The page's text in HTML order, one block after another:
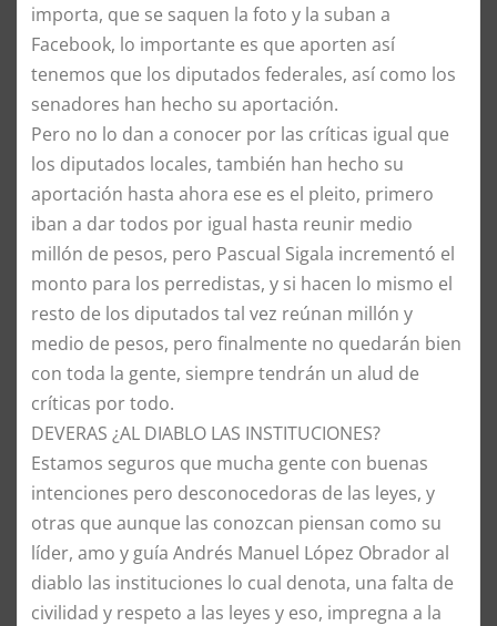
importa, que se saquen la foto y la suban a
Facebook, lo importante es que aporten así
tenemos que los diputados federales, así como los
senadores han hecho su aportación.
Pero no lo dan a conocer por las críticas igual que
los diputados locales, también han hecho su
aportación hasta ahora ese es el pleito, primero
iban a dar todos por igual hasta reunir medio
millón de pesos, pero Pascual Sigala incrementó el
monto para los perredistas, y si hacen lo mismo el
resto de los diputados tal vez reúnan millón y
medio de pesos, pero finalmente no quedarán bien
con toda la gente, siempre tendrán un alud de
críticas por todo.
DEVERAS ¿AL DIABLO LAS INSTITUCIONES?
Estamos seguros que mucha gente con buenas
intenciones pero desconocedoras de las leyes, y
otras que aunque las conozcan piensan como su
líder, amo y guía Andrés Manuel López Obrador al
diablo las instituciones lo cual denota, una falta de
civilidad y respeto a las leyes y eso, impregna a la